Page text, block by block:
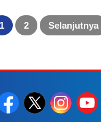
1 2 Selanjutnya